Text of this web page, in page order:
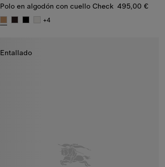
Polo en algodón con cuello Check 495,00 €
+4
Entallado